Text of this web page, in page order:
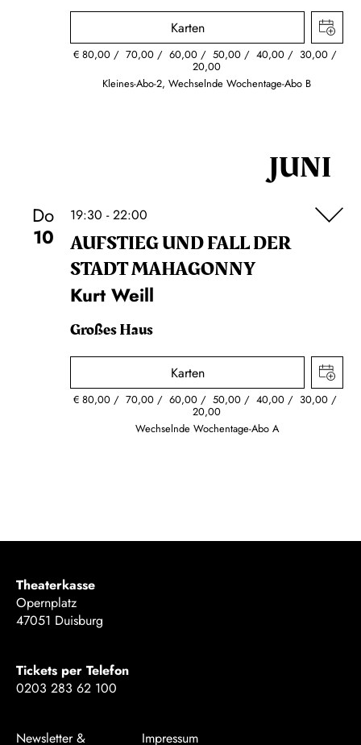
Karten
€80,00 70,00 60,00 50,00 40,00 30,00
20,00
Kleines-Abo-2, Wechselnde Wochentage-Abo B
JUNI
Do
10
19:30 - 22:00
AUFSTIEG UND FALL DER
STADT MAHAGONNY
Kurt Weill
Großes Haus
Karten
€80,00 70,00 60,00 50,00 40,00 30,00
20,00
Wechselnde Wochentage-Abo A
Theaterkasse
Opernplatz
47051 Duisburg
Tickets per Telefon
0203 283 62 100
Newsletter & Impressum